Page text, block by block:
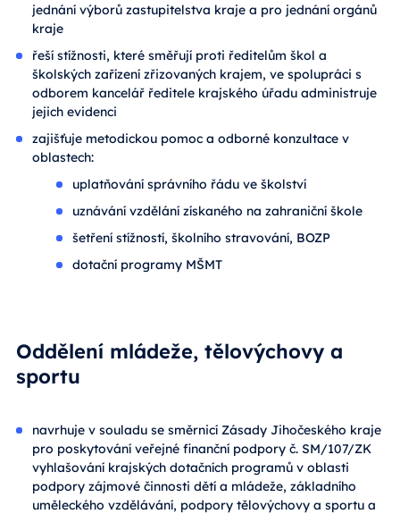
jednání výborů zastupitelstva kraje a pro jednání orgánů
kraje
řeší stížnosti, které směřují proti ředitelům škol a
školských zařízení zřizovaných krajem, ve spolupráci s
odborem kancelář ředitele krajského úřadu administruje
jejich evidenci
zajišťuje metodickou pomoc a odborné konzultace v
oblastech:
uplatňování správního řádu ve školství
uznávání vzdělání získaného na zahraniční škole
šetření stížností, školního stravování, BOZP
dotační programy MŠMT
Oddělení mládeže, tělovýchovy a
sportu
navrhuje v souladu se směrnicí Zásady Jihočeského kraje
pro poskytování veřejné finanční podpory č. SM/107/ZK
vyhlašování krajských dotačních programů v oblasti
podpory zájmové činnosti dětí a mládeže, základního
uměleckého vzdělávání, podpory tělovýchovy a sportu a